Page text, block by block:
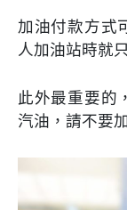
加油付款方式
人加油站時就
此外最重要的
汽油，請不要